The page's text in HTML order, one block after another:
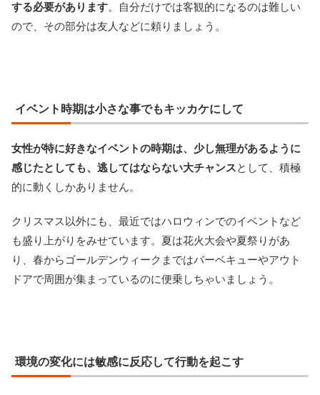
する必要があります。自分だけでは客観的になるのは難しい
ので、その部分は友人などに頼りましょう。
イベント時期は小さな事でもキッカケにして
女性が特に好きなイベントの時期は、少し無理があるように
感じたとしても、逃してはならない大チャンスとして、積極
的に動くしかありません。
クリスマス以外にも、最近ではハロウィンでのイベントなど
も盛り上がりをみせています。夏は花火大会や夏祭りがあ
り、春からゴールデンウィークまではバーベキューやアウト
ドアで周囲が集まっているのに便乗しちゃいましょう。
環境の変化には敏感に反応して行動を起こす